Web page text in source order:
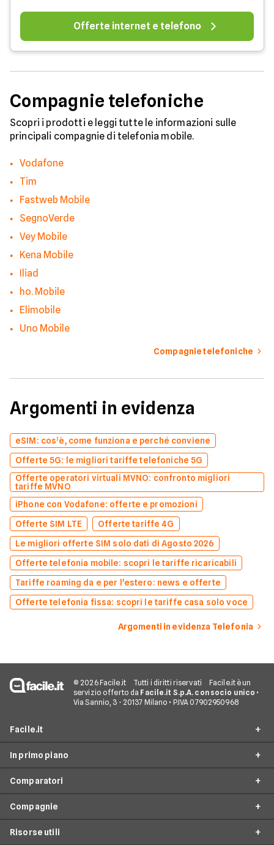
Offerte internet e telefono
Compagnie telefoniche
Scopri i prodotti e leggi tutte le informazioni sulle
principali compagnie di telefonia mobile.
Vodafone
Tim
Fastweb Mobile
SegnoVerde
Vey Mobile
Kena Mobile
Iliad
ho. Mobile
Elimobile
Uno Mobile
Compagnie telefoniche
Argomenti in evidenza
eSIM: cos’è, come funziona e perché conviene
Offerte 5G: le migliori tariffe telefoniche 5G
Offerte operatori virtuali MVNO: confronto migliori
tariffe MVNO
iPhone con Vodafone: offerte e promozioni
Offerte SIM LTE
Offerte tariffe 4G
Le migliori offerte SIM solo dati di Agosto 2026
Offerte telefonia mobile: scopri le tariffe ricaricabili
Tariffe roaming da e per l'estero: news e offerte
Offerte telefonia fissa: scopri le tariffe casa solo voce
Argomenti in evidenza Telefonia
© 2026 Facile.it Tutti i diritti riservati
Facile.it è un
servizio offerto da Facile.it S.p.A. con socio unico •
Via Sannio, 3 - 20137 Milano • P.IVA 07902950968
Facile.it
Assicurazioni
Prestiti
In primo piano
Offerte Telefonia mobile
Tariffe Internet Mobile
Tariffe Cellulari
Comparatori
Passa a TIM
Passa a Vodafone
Compagnie
Risorse utili